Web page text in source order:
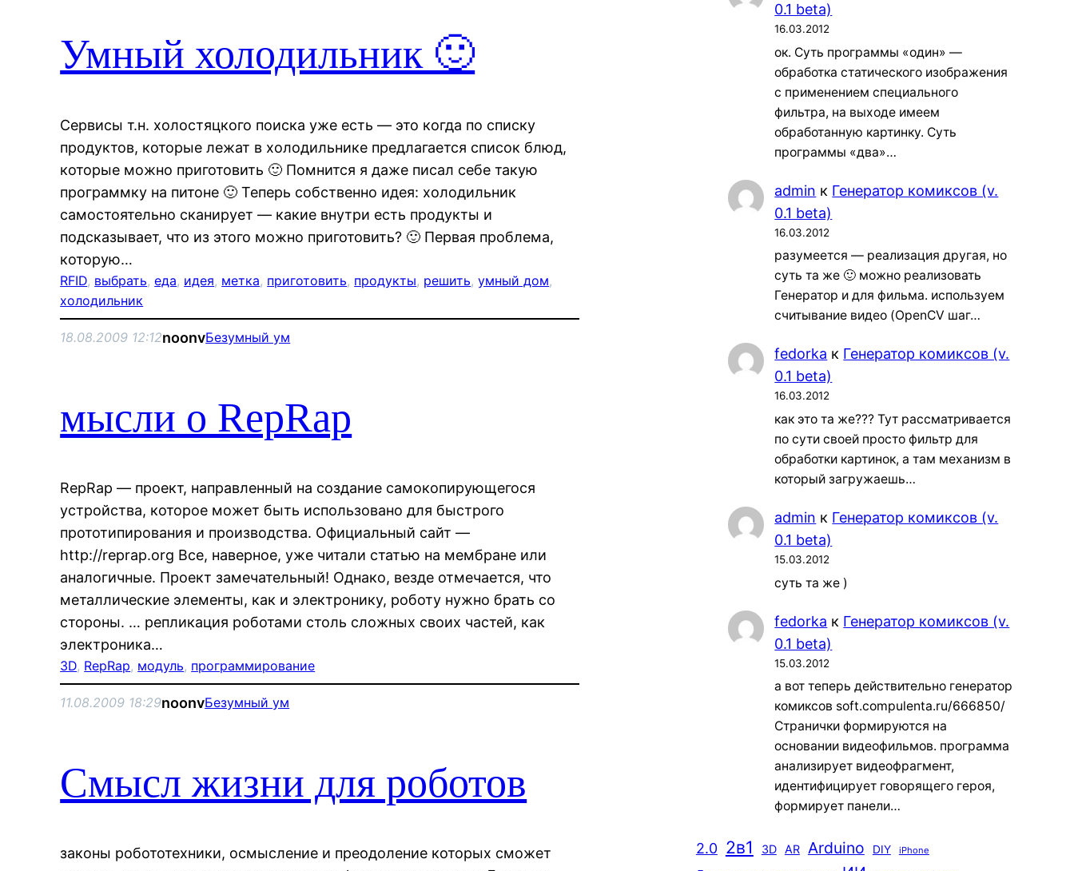
Умный холодильник 🙂
Сервисы т.н. холостяцкого поиска уже есть — это когда по списку
продуктов, которые лежат в холодильнике предлагается список блюд,
которые можно приготовить 🙂 Помнится я даже писал себе такую
программку на питоне 🙂 Теперь собственно идея: холодильник
самостоятельно сканирует — какие внутри есть продукты и
подсказывает, что из этого можно приготовить? 🙂 Первая проблема,
которую…
RFID, выбрать, еда, идея, метка, приготовить, продукты, решить, умный дом
холодильник
18.08.2009 12:12noonvБезумный ум
мысли о RepRap
RepRap — проект, направленный на создание самокопирующегося
устройства, которое может быть использовано для быстрого
прототипирования и производства. Официальный сайт —
http://reprap.org Все, наверное, уже читали статью на мембране или
аналогичные. Проект замечательный! Однако, везде отмечается, что
металлические элементы, как и электронику, роботу нужно брать со
стороны. … репликация роботами столь сложных своих частей, как
электроника…
3D, RepRap, модуль, программирование
11.08.2009 18:29noonvБезумный ум
Смысл жизни для роботов
законы робототехники, осмысление и преодоление которых сможет
0.1 beta)
16.03.2012
ок. Суть программы «один» —
обработка статического изображения
с применением специального
фильтра, на выходе имеем
обработанную картинку. Суть
программы «два»…
admin к Генератор комиксов (v.
0.1 beta)
16.03.2012
разумеется — реализация другая, но
суть та же 🙂 можно реализовать
Генератор и для фильма. используем
считывание видео (OpenCV шаг…
fedorka к Генератор комиксов (v.
0.1 beta)
16.03.2012
как это та же??? Тут рассматривается
по сути своей просто фильтр для
обработки картинок, а там механизм в
который загружаешь…
admin к Генератор комиксов (v.
0.1 beta)
15.03.2012
суть та же )
fedorka к Генератор комиксов (v.
0.1 beta)
15.03.2012
а вот теперь действительно генератор
комиксов soft.compulenta.ru/666850/
Странички формируются на
основании видеофильмов. программа
анализирует видеофрагмент,
идентифицирует говорящего героя,
формирует панели…
2.0 2в1 3D AR Arduino DIY iPhone